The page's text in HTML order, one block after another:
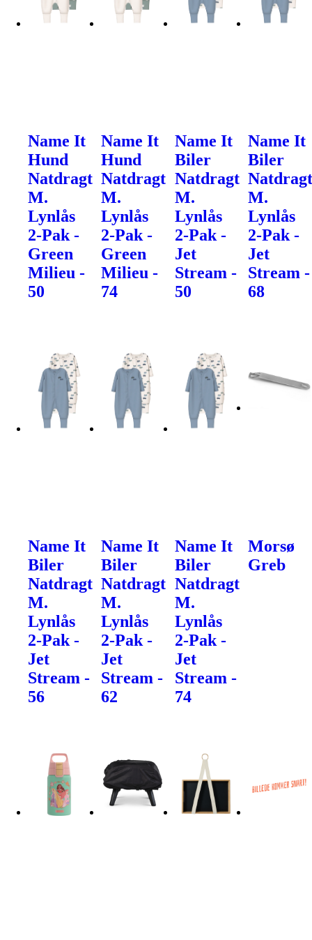
Name It
Hund
Natdragt
M.
Lynlås
2-Pak -
Green
Milieu -
50
Name It
Hund
Natdragt
M.
Lynlås
2-Pak -
Green
Milieu -
74
Name It
Biler
Natdragt
M.
Lynlås
2-Pak -
Jet
Stream -
50
Name It
Biler
M.
Lynlås
2-Pak -
Jet
Stream -
68
Name It
Biler
Natdragt
M.
Lynlås
2-Pak -
Jet
Stream -
56
Name It
Biler
Natdragt
M.
Lynlås
2-Pak -
Jet
Stream -
62
Name It
Biler
Natdragt
M.
Lynlås
2-Pak -
Jet
Stream -
74
Morsø
Greb